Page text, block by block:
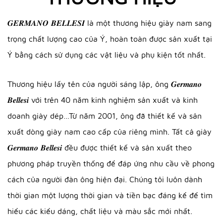
𝑮𝑬𝑹𝑴𝑨𝑵𝑶 𝑩𝑬𝑳𝑳𝑬𝑺𝑰 là một thương hiệu giày nam sang
trọng chất lượng cao của Ý, hoàn toàn được sản xuất tại
Ý bằng cách sử dụng các vật liệu và phụ kiện tốt nhất.
Thương hiệu lấy tên của người sáng lập, ông 𝑮𝒆𝒓𝒎𝒂𝒏𝒐
𝑩𝒆𝒍𝒍𝒆𝒔𝒊 với trên 40 năm kinh nghiệm sản xuất và kinh
doanh giày dép…Từ năm 2001, ông đã thiết kế và sản
xuất dòng giày nam cao cấp của riêng mình. Tất cả giày
𝑮𝒆𝒓𝒎𝒂𝒏𝒐 𝑩𝒆𝒍𝒍𝒆𝒔𝒊 đều được thiết kế và sản xuất theo
phương pháp truyền thống để đáp ứng nhu cầu về phong
cách của người đàn ông hiện đại. Chúng tôi luôn dành
thời gian một lượng thời gian và tiền bạc đáng kể để tìm
hiểu các kiểu dáng, chất liệu và màu sắc mới nhất.